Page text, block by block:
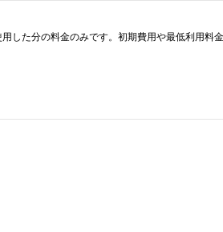
た分の料金のみです。初期費用や最低利用料金